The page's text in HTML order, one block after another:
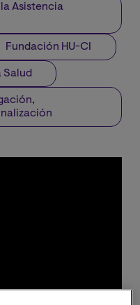
Asistencia
Fundación HU-CI
Salud